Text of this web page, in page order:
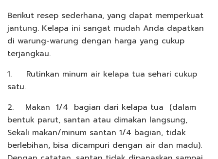
Berikut resep sederhana, yang dapat memperkuat
jantung. Kelapa ini sangat mudah Anda dapatkan
di warung-warung dengan harga yang cukup
terjangkau.
1. Rutinkan minum air kelapa tua sehari cukup
satu.
2. Makan 1/4 bagian dari kelapa tua (dalam
bentuk parut, santan atau dimakan langsung,
Sekali makan/minum santan 1/4 bagian, tidak
berlebihan, bisa dicampuri dengan air dan madu).